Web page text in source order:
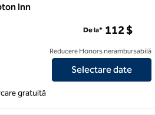
Inn
pentru parcul Hampton Inn College
De la* 112 $
Reducere Honors nerambursabilă
Selectare date
gratuită